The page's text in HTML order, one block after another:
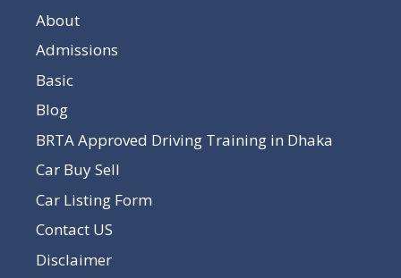
About
Admissions
Basic
Blog
BRTA Approved Driving Training in Dhaka
Car Buy Sell
Car Listing Form
Contact US
Disclaimer